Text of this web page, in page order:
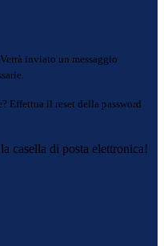
Verrà inviato un messaggio
Effettua il reset della password
casella di posta elettronica!